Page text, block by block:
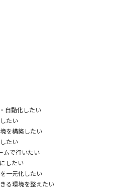
自動化したい
たい
を構築したい
たい
ムで行いたい
したい
一元化したい
る環境を整えたい